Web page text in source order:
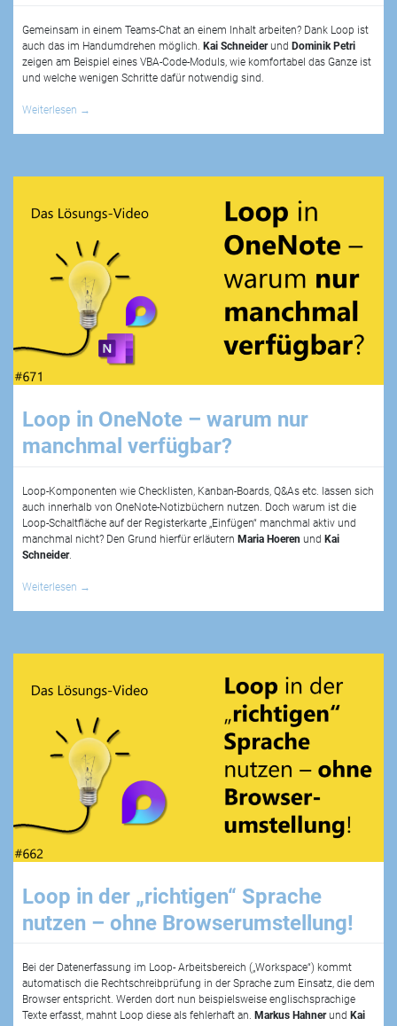
Gemeinsam in einem Teams-Chat an einem Inhalt arbeiten? Dank Loop ist
auch das im Handumdrehen möglich. Kai Schneiderund Dominik Petri
zeigen am Beispiel eines VBA-Code-Moduls, wie komfortabel das Ganze ist
und welche wenigen Schritte dafür notwendig sind.
Weiterlesen →
Loop in OneNote – warum nur
manchmal verfügbar?
Loop-Komponenten wie Checklisten, Kanban-Boards, Q&As etc. lassen sich
auch innerhalb von OneNote-Notizbüchern nutzen. Doch warum ist die
Loop-Schaltfläche auf der Registerkarte „Einfügen“ manchmal aktiv und
manchmal nicht? Den Grund hierfür erläutern Maria Hoeren und Kai
Schneider.
Weiterlesen →
Loop in der „richtigen“ Sprache
nutzen – ohne Browserumstellung!
Bei der Datenerfassung im Loop- Arbeitsbereich („Workspace“) kommt
automatisch die Rechtschreibprüfung in der Sprache zum Einsatz, die dem
Browser entspricht. Werden dort nun beispielsweise englischsprachige
Texte erfasst, mahnt Loop diese als fehlerhaft an. Markus Hahnerund Kai